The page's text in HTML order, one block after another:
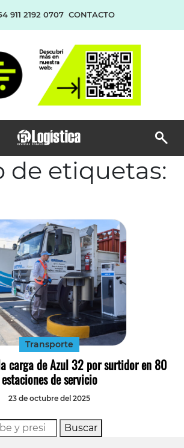
911 2192 0707 CONTACTO
de etiquetas:
Transporte
carga de Azul 32 por surtidor en 80
estaciones de servicio
23 de octubre del 2025
Buscar